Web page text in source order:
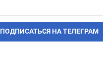
ПОДПИСАТЬСЯ НА ТЕЛЕГРАМ